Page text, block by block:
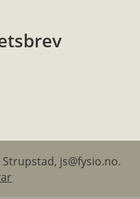
js@fysio.no.